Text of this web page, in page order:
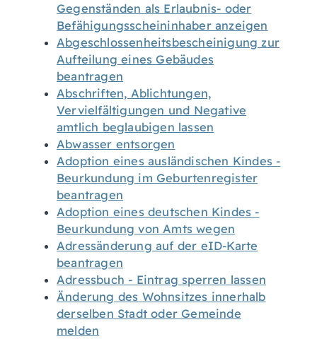
Gegenständen als Erlaubnis- oder
Befähigungsscheininhaber anzeigen
Abgeschlossenheitsbescheinigung zur
Aufteilung eines Gebäudes
beantragen
Abschriften, Ablichtungen,
Vervielfältigungen und Negative
amtlich beglaubigen lassen
Abwasser entsorgen
Adoption eines ausländischen Kindes -
Beurkundung im Geburtenregister
beantragen
Adoption eines deutschen Kindes -
Beurkundung von Amts wegen
Adressänderung auf der eID-Karte
beantragen
Adressbuch - Eintrag sperren lassen
Änderung des Wohnsitzes innerhalb
derselben Stadt oder Gemeinde
melden